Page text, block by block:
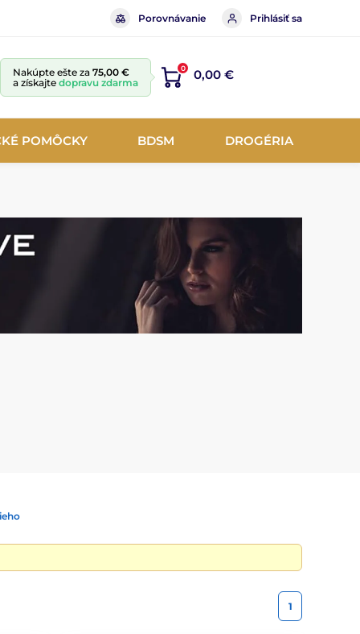
Porovnávanie Prihlásiť sa
Nakúpte ešte za 75,00 €
a získajte dopravu zdarma
0 0,00 €
POMÔCKY BDSM DROGÉRIA
1